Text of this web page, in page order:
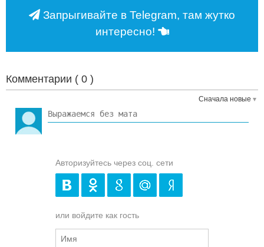
Запрыгивайте в Telegram, там жутко
интересно!
Комментарии ( 0 )
Сначала новые
Авторизуйтесь через соц. сети
или войдите как гость